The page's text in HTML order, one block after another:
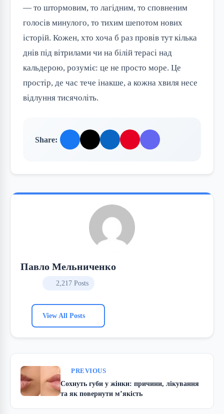
— то штормовим, то лагідним, то сповненим
голосів минулого, то тихим шепотом нових
історій. Кожен, хто хоча б раз провів тут кілька
днів під вітрилами чи на білій терасі над
кальдерою, розуміє: це не просто море. Це
простір, де час тече інакше, а кожна хвиля несе
відлуння тисячоліть.
Share:
Павло Мельниченко
2,217 Posts
View All Posts
PREVIOUS
Сохнуть губи у жінки: причини, лікування
та як повернути м’якість